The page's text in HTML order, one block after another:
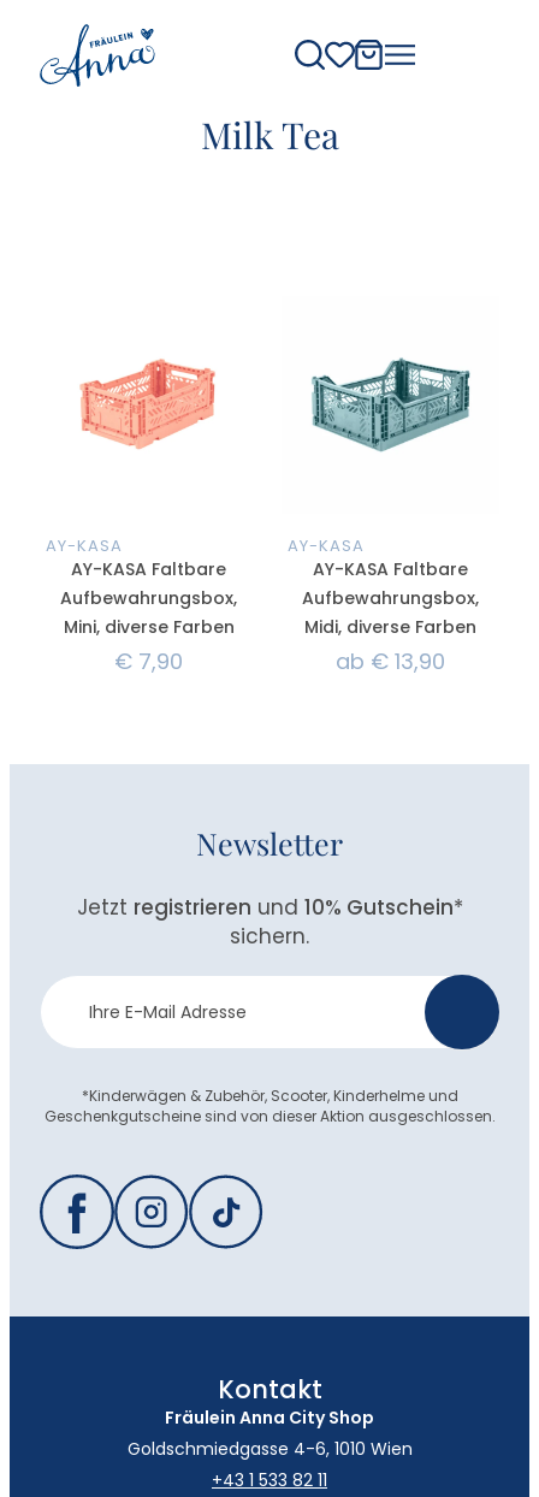
Milk Tea
AY-KASA
AY-KASA Faltbare
Aufbewahrungsbox,
Mini, diverse Farben
€ 7,90
AY-KASA
AY-KASA Faltbare
Aufbewahrungsbox,
Midi, diverse Farben
ab € 13,90
Newsletter
Jetzt registrieren und 10% Gutschein*
sichern.
Newsletter
Anmeldung
*Kinderwägen & Zubehör, Scooter, Kinderhelme und
Geschenkgutscheine sind von dieser Aktion ausgeschlossen.
Kontakt
Fräulein Anna City Shop
Goldschmiedgasse 4-6, 1010 Wien
+43 1 533 82 11